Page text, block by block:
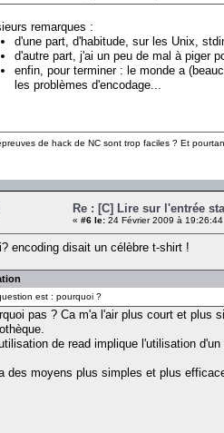
remarques :
d'une part, d'habitude, sur les Unix,
d'autre part, j'ai un peu de mal à piger
enfin, pour terminer : le monde a
les problèmes d'encodage...
de hack de NC sont trop faciles ? Et
Re : [C] Lire sur l'entrée
« #6 le: 24 Février 2009 à 19:26:44
encoding disait un célèbre t-shirt !
est : pourquoi ?
pas ? Ca m'a l'air plus court et plus
de read implique l'utilisation
a des moyens plus simples et plus